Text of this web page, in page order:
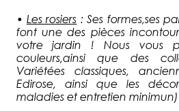
• Les rosiers : Ses formes,ses
font une des pièces
votre jardin ! Nous vous
couleurs,ainsi que des
Variétées classiques,
Edirose, ainsi que les
maladies et entretien minimun)